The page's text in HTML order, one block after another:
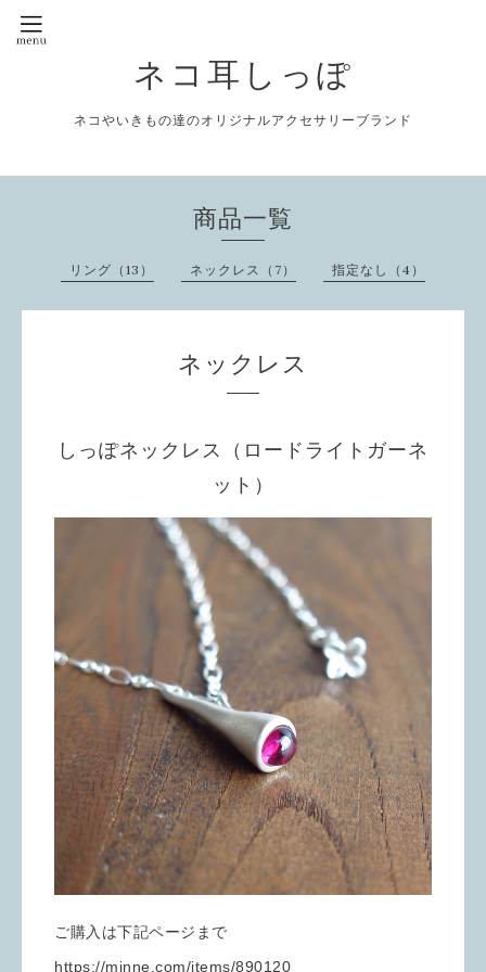
ネコ耳しっぽ
ネコやいきもの達のオリジナルアクセサリーブランド
商品一覧
リング（13） ネックレス（7） 指定なし（4）
ネックレス
しっぽネックレス（ロードライトガーネ
ット）
ご購入は下記ページまで
https://minne.com/items/890120